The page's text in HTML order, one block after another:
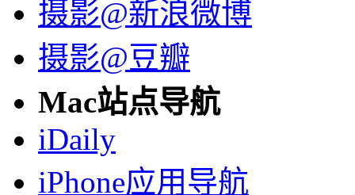
摄影@新浪微博
摄影@豆瓣
Mac站点导航
iDaily
iPhone应用导航